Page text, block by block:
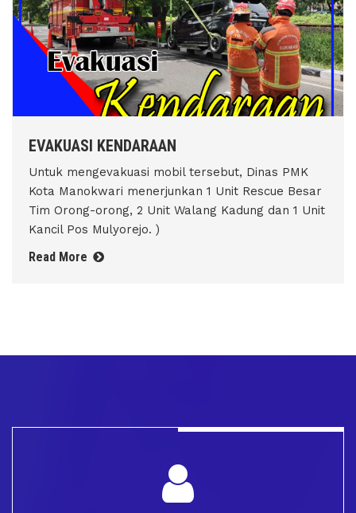
EVAKUASI KENDARAAN
Untuk mengevakuasi mobil tersebut, Dinas PMK
Kota Manokwari menerjunkan 1 Unit Rescue Besar
Tim Orong-orong, 2 Unit Walang Kadung dan 1 Unit
Kancil Pos Mulyorejo. )
Read More